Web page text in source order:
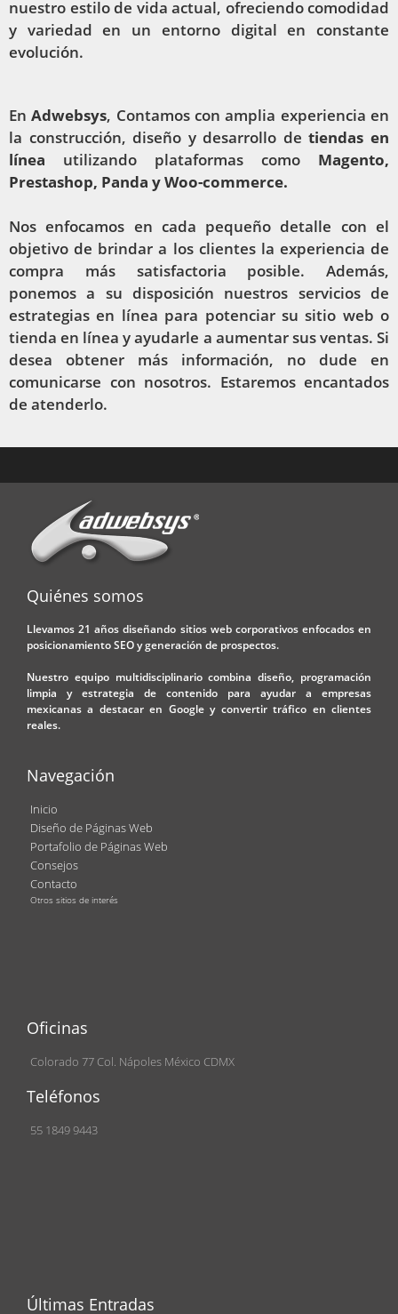
nuestro estilo de vida actual, ofreciendo comodidad
y variedad en un entorno digital en constante
evolución.
EnAdwebsys, Contamos con amplia experiencia en
la construcción, diseño y desarrollo detiendas en
línea utilizando plataformas como Magento,
Prestashop, Panda y Woo-commerce.
Nos enfocamos en cada pequeño detalle con el
objetivo de brindar a los clientes la experiencia de
compra más satisfactoria posible. Además,
ponemos a su disposición nuestros servicios de
estrategias en línea para potenciar su sitio web o
tienda en línea y ayudarle a aumentar sus ventas. Si
desea obtener más información, no dude en
comunicarse con nosotros. Estaremos encantados
de atenderlo.
Quiénes somos
Llevamos 21 años diseñando sitios web corporativos enfocados en
posicionamiento SEO y generación de prospectos.
Nuestro equipo multidisciplinario combina diseño, programación
limpia y estrategia de contenido para ayudar a empresas
mexicanas a destacar en Google y convertir tráfico en clientes
reales.
Navegación
Inicio
Diseño de Páginas Web
Portafolio de Páginas Web
Consejos
Contacto
Otros sitios de interés
Oficinas
Colorado 77 Col. Nápoles México CDMX
Teléfonos
55 1849 9443
Últimas Entradas